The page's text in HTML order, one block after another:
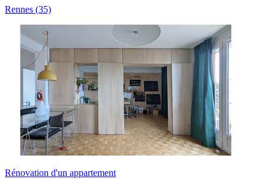
Rennes (35)
Rénovation d'un appartement